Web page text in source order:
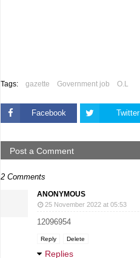
Tags: gazette Government job O.L
Facebook Twitter
Post a Comment
2 Comments
ANONYMOUS
25 November 2022 at 05:53
12096954
Reply Delete
Replies